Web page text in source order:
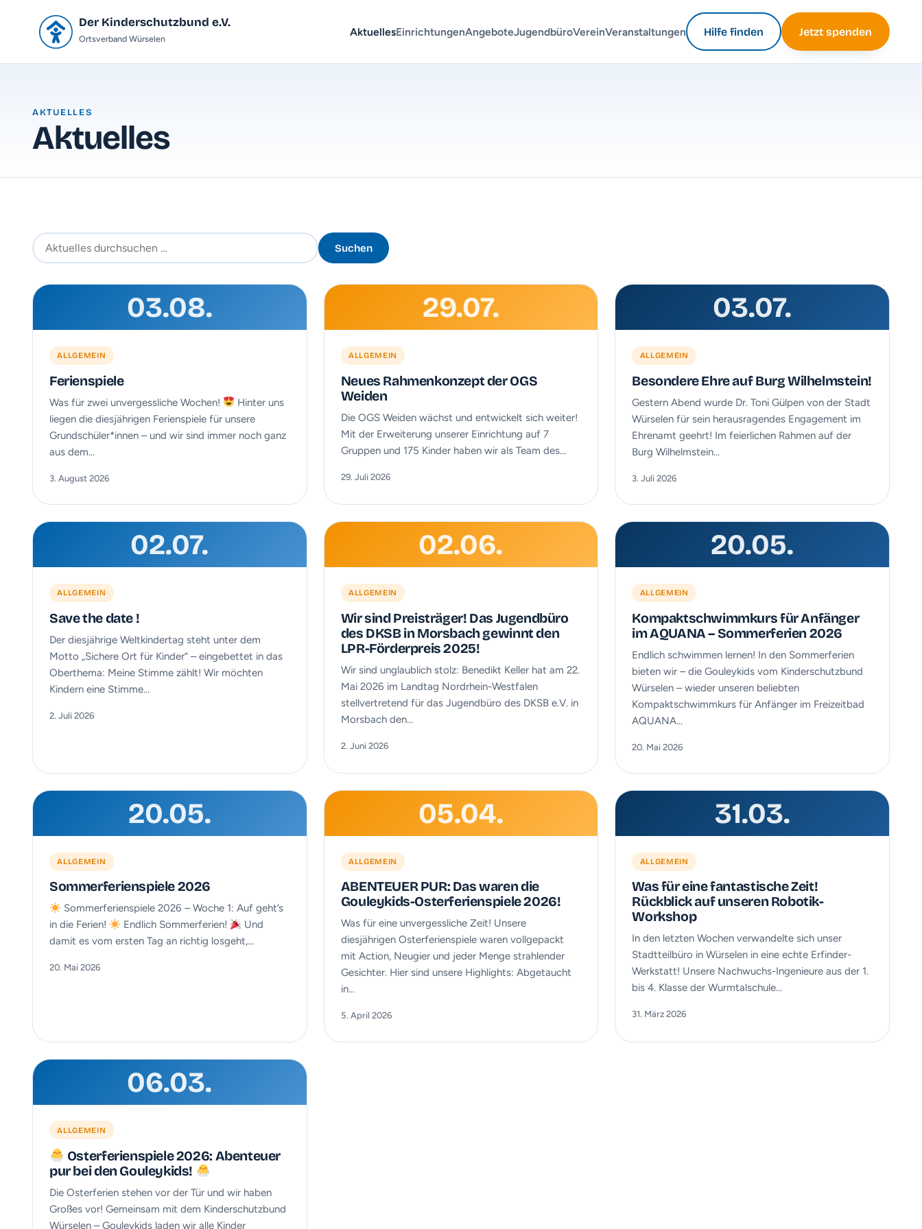
Der Kinderschutzbund e.V.
Ortsverband Würselen
AktuellesEinrichtungenAngeboteJugendbüroVereinVeranstaltungen Hilfe finden Jetzt spenden
AKTUELLES
Aktuelles
Suchen
03.08.
ALLGEMEIN
Ferienspiele
Was für zwei unvergessliche Wochen!
Hinter uns
liegen die diesjährigen Ferienspiele für unsere
Grundschüler*innen – und wir sind immer noch ganz
aus dem…
3. August 2026
29.07.
ALLGEMEIN
Neues Rahmenkonzept der OGS
Weiden
Die OGS Weiden wächst und entwickelt sich weiter!
Mit der Erweiterung unserer Einrichtung auf 7
Gruppen und 175 Kinder haben wir als Team des…
29. Juli 2026
03.07.
ALLGEMEIN
Besondere Ehre auf Burg Wilhelmstein!
Gestern Abend wurde Dr. Toni Gülpen von der Stadt
Würselen für sein herausragendes Engagement im
Ehrenamt geehrt! Im feierlichen Rahmen auf der
Burg Wilhelmstein…
3. Juli 2026
02.07.
ALLGEMEIN
Save the date !
Der diesjährige Weltkindertag steht unter dem
Motto „Sichere Ort für Kinder“ – eingebettet in das
Oberthema: Meine Stimme zählt! Wir möchten
Kindern eine Stimme…
2. Juli 2026
02.06.
ALLGEMEIN
Wir sind Preisträger! Das Jugendbüro
des DKSB in Morsbach gewinnt den
LPR-Förderpreis 2025!
Wir sind unglaublich stolz: Benedikt Keller hat am 22.
Mai 2026 im Landtag Nordrhein-Westfalen
stellvertretend für das Jugendbüro des DKSB e.V. in
Morsbach den…
2. Juni 2026
20.05.
ALLGEMEIN
Kompaktschwimmkurs für Anfänger
im AQUANA – Sommerferien 2026
Endlich schwimmen lernen! In den Sommerferien
bieten wir – die Gouleykids vom Kinderschutzbund
Würselen – wieder unseren beliebten
Kompaktschwimmkurs für Anfänger im Freizeitbad
AQUANA…
20. Mai 2026
20.05.
ALLGEMEIN
Sommerferienspiele 2026
Sommerferienspiele 2026 – Woche 1: Auf geht’s
in die Ferien!
Endlich Sommerferien!
Und
damit es vom ersten Tag an richtig losgeht,…
20. Mai 2026
05.04.
ALLGEMEIN
ABENTEUER PUR: Das waren die
Gouleykids-Osterferienspiele 2026!
Was für eine unvergessliche Zeit! Unsere
diesjährigen Osterferienspiele waren vollgepackt
mit Action, Neugier und jeder Menge strahlender
Gesichter. Hier sind unsere Highlights: Abgetaucht
in…
5. April 2026
31.03.
ALLGEMEIN
Was für eine fantastische Zeit!
Rückblick auf unseren Robotik-
Workshop
In den letzten Wochen verwandelte sich unser
Stadtteilbüro in Würselen in eine echte Erfinder-
Werkstatt! Unsere Nachwuchs-Ingenieure aus der 1.
bis 4. Klasse der Wurmtalschule…
31. März 2026
06.03.
ALLGEMEIN
Osterferienspiele 2026: Abenteuer
pur bei den Gouleykids!
Die Osterferien stehen vor der Tür und wir haben
Großes vor! Gemeinsam mit dem Kinderschutzbund
Würselen – Gouleykids laden wir alle Kinder